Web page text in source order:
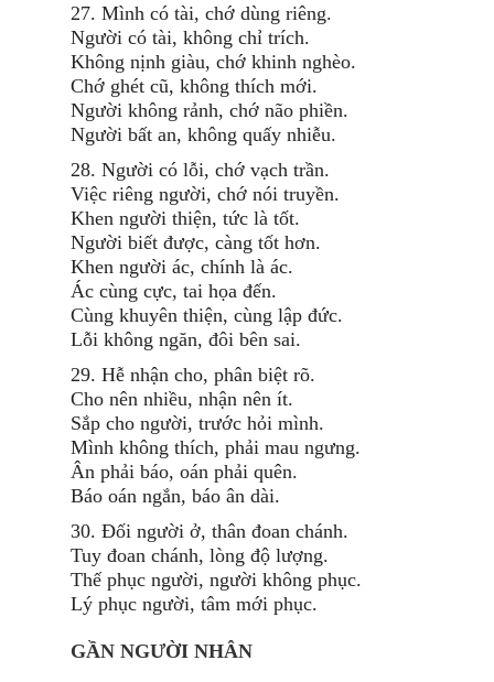
27. Mình có tài, chớ dùng riêng.
Người có tài, không chỉ trích.
Không nịnh giàu, chớ khinh nghèo.
Chớ ghét cũ, không thích mới.
Người không rảnh, chớ não phiền.
Người bất an, không quấy nhiễu.
28. Người có lỗi, chớ vạch trần.
Việc riêng người, chớ nói truyền.
Khen người thiện, tức là tốt.
Người biết được, càng tốt hơn.
Khen người ác, chính là ác.
Ác cùng cực, tai họa đến.
Cùng khuyên thiện, cùng lập đức.
Lỗi không ngăn, đôi bên sai.
29. Hễ nhận cho, phân biệt rõ.
Cho nên nhiều, nhận nên ít.
Sắp cho người, trước hỏi mình.
Mình không thích, phải mau ngưng.
Ân phải báo, oán phải quên.
Báo oán ngắn, báo ân dài.
30. Đối người ở, thân đoan chánh.
Tuy đoan chánh, lòng độ lượng.
Thế phục người, người không phục.
Lý phục người, tâm mới phục.
GẦN NGƯỜI NHÂN